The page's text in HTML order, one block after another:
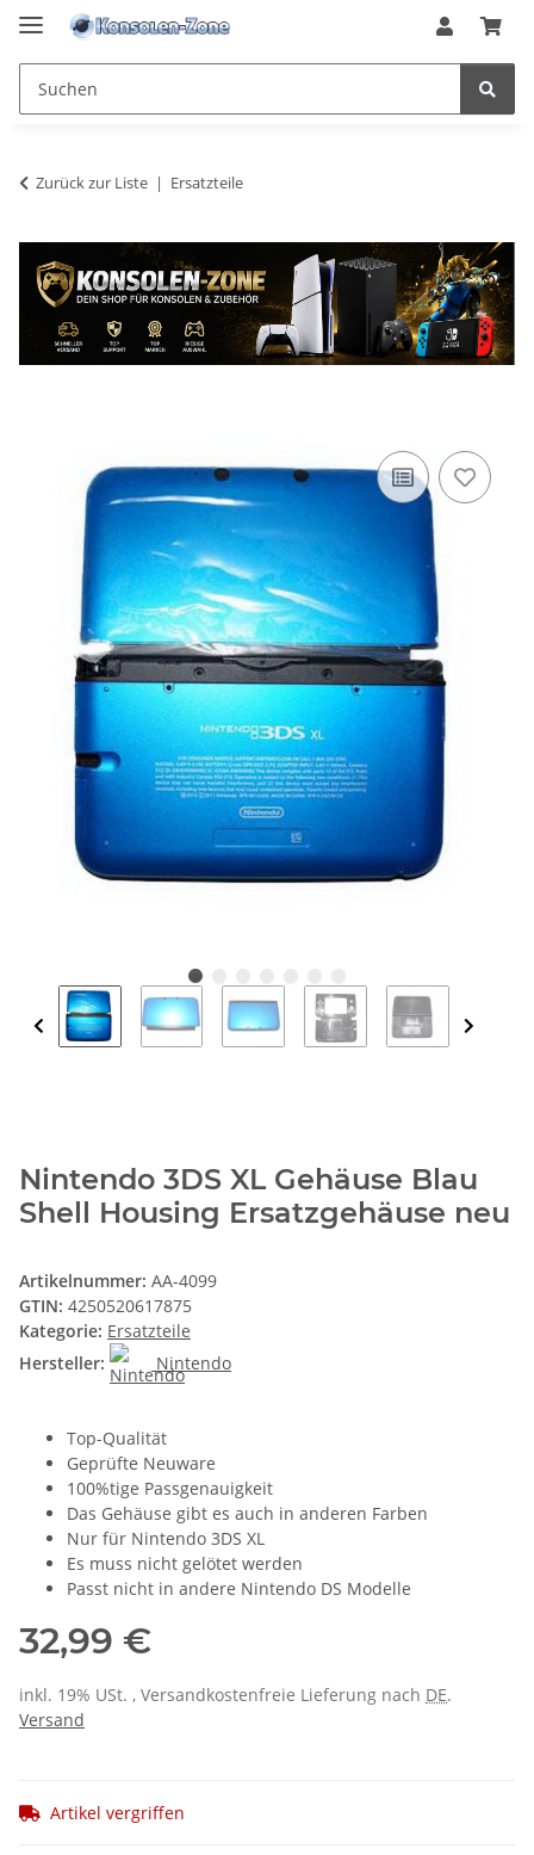
Zurück zur Liste Ersatzteile
Nintendo 3DS XL Gehäuse Blau
Shell Housing Ersatzgehäuse neu
Artikelnummer: AA-4099
GTIN: 4250520617875
Kategorie: Ersatzteile
Hersteller:
Nintendo
Top-Qualität
Geprüfte Neuware
100%tige Passgenauigkeit
Das Gehäuse gibt es auch in anderen Farben
Nur für Nintendo 3DS XL
Es muss nicht gelötet werden
Passt nicht in andere Nintendo DS Modelle
32,99 €
inkl. 19% USt. , Versandkostenfreie Lieferung nach DE.
Versand
Artikel vergriffen